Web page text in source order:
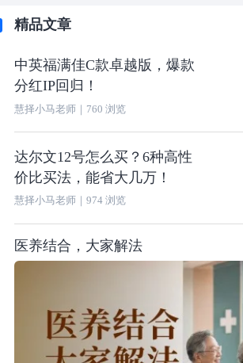
精品文章
中英福满佳C款卓越版，爆款
分红IP回归！
慧择小马老师｜ 760 浏览
达尔文12号怎么买？6种高性
价比买法，能省大几万！
慧择小马老师｜ 974浏览
医养结合，大家解法